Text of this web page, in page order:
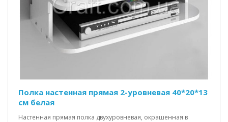
Полка настенная прямая 2-уровневая 40*20*13
см белая
Настенная прямая полка двухуровневая, окрашенная в